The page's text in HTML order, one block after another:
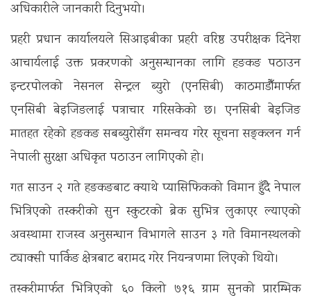
अधिकारीले जानकारी दिनुभयो।
प्रहरी प्रधान कार्यालयले सिआइबीका प्रहरी वरिष्ठ उपरीक्षक दिनेश
आचार्यलाई उक्त प्रकरणको अनुसन्धानका लागि हङकङ पठाउन
इन्टरपोलको नेसनल सेन्ट्रल ब्युरो (एनसिबी) काठमाडौँमार्फत
एनसिबी बेइजिङलाई पत्राचार गरिसकेको छ। एनसिबी बेइजिङ
मातहत रहेको हङकङ सबब्युरोसँग समन्वय गरेर सूचना सङ्कलन गर्न
नेपाली सुरक्षा अधिकृत पठाउन लागिएको हो।
गत साउन २ गते हङकङबाट क्याथे प्यासिफिकको विमान हुँदै नेपाल
भित्रिएको तस्करीको सुन स्कुटरको ब्रेक सुभित्र लुकाएर ल्याएको
अवस्थामा राजस्व अनुसन्धान विभागले साउन ३ गते विमानस्थलको
ट्याक्सी पार्किङ क्षेत्रबाट बरामद गरेर नियन्त्रणमा लिएको थियो।
तस्करीमार्फत भित्रिएको ६० किलो ७१६ ग्राम सुनको प्रारम्भिक